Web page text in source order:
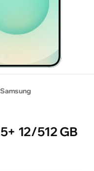
Samsung
12/512 GB